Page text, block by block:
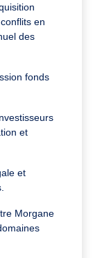
en
des
fonds
et
et
Morgane